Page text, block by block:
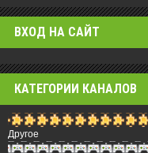
ВХОД НА САЙТ
КАТЕГОРИИ КАНАЛОВ
Другое